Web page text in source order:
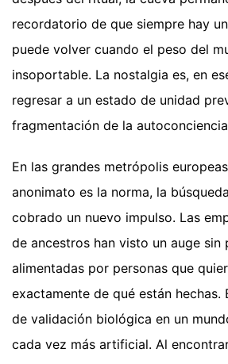
recordatorio de que siempre hay
puede volver cuando el peso del
insoportable. La nostalgia es, en
regresar a un estado de unidad
fragmentación de la
En las grandes metrópolis
anonimato es la norma, la
cobrado un nuevo impulso. Las
de ancestros han visto un auge sin
alimentadas por personas que
exactamente de qué están hechas.
de validación biológica en un
cada vez más artificial. Al